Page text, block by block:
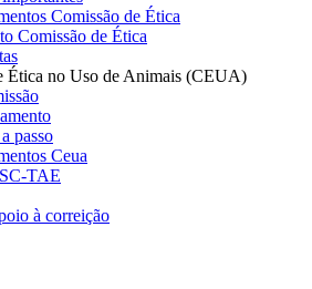
Comissão de Ética
Comissão de Ética
Ética no Uso de Animais (CEUA)
passo
Ceua
TAE
à correição